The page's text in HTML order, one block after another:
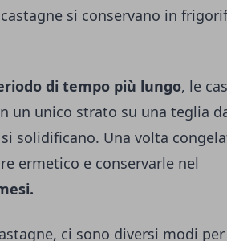
si conservano in
di tempo più lungo, le
un unico strato su una teglia
solidificano. Una volta
ermetico e conservarle nel
ci sono diversi modi per